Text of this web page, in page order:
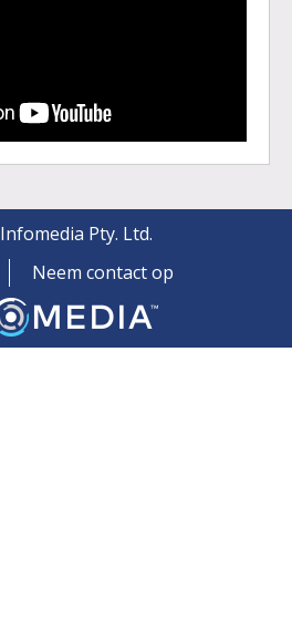
Infomedia Pty. Ltd.
Neem contact op